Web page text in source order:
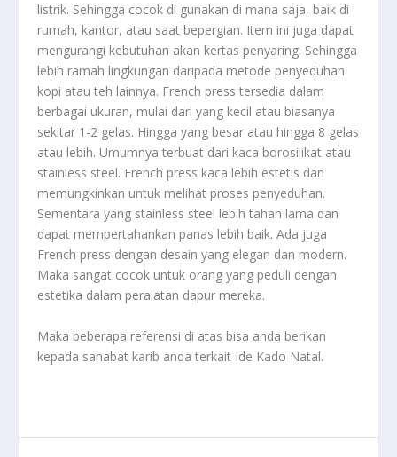
listrik. Sehingga cocok di gunakan di mana saja, baik di
rumah, kantor, atau saat bepergian. Item ini juga dapat
mengurangi kebutuhan akan kertas penyaring. Sehingga
lebih ramah lingkungan daripada metode penyeduhan
kopi atau teh lainnya. French press tersedia dalam
berbagai ukuran, mulai dari yang kecil atau biasanya
sekitar 1-2 gelas. Hingga yang besar atau hingga 8 gelas
atau lebih. Umumnya terbuat dari kaca borosilikat atau
stainless steel. French press kaca lebih estetis dan
memungkinkan untuk melihat proses penyeduhan.
Sementara yang stainless steel lebih tahan lama dan
dapat mempertahankan panas lebih baik. Ada juga
French press dengan desain yang elegan dan modern.
Maka sangat cocok untuk orang yang peduli dengan
estetika dalam peralatan dapur mereka.
Maka beberapa referensi di atas bisa anda berikan
kepada sahabat karib anda terkait Ide Kado Natal.